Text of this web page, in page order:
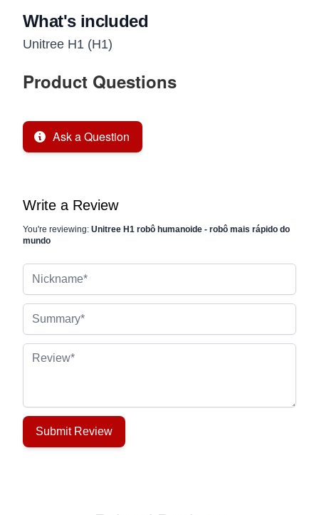
What's included
Unitree H1 (H1)
Product Questions
Ask a Question
Write a Review
You're reviewing: Unitree H1 robô humanoide - robô mais rápido do
mundo
Review
Submit Review